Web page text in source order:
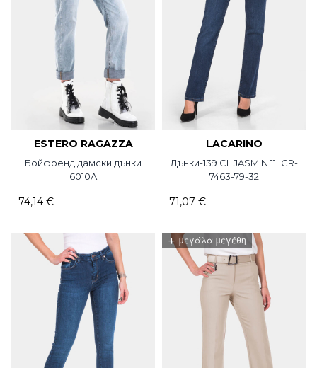
ESTERO RAGAZZA
Бойфренд дамски дънки
6010A
74,14 €
LACARINO
Дънки-139 CL JASMIN 11LCR-
7463-79-32
71,07 €
+ μεγάλα μεγέθη